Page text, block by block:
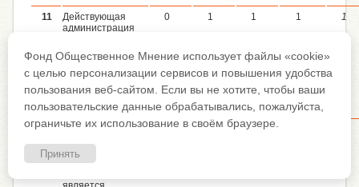
11
Действующая
администрация
серьезных
успехов в
области
внешней или
военной
политики
0 1 1 1 1
12
Кандидат от
партии
обладает
0 0 0
Фонд Общественное Мнение использует файлы «cookie»
с целью персонализации сервисов и повышения удобства
пользования веб-сайтом. Если вы не хотите, чтобы ваши
пользовательские данные обрабатывались, пожалуйста,
ограничьте их использование в своём браузере.
Принять